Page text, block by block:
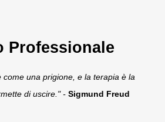
Professionale
come una prigione, e la terapia è la
di uscire." - Sigmund Freud